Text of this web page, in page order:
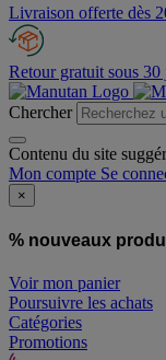
Livraison offerte dès
Retour gratuit sous 30
Chercher
Contenu du site
Mon compte Se
×
% nouveaux
Voir mon panier
Poursuivre les achats
Catégories
Promotions